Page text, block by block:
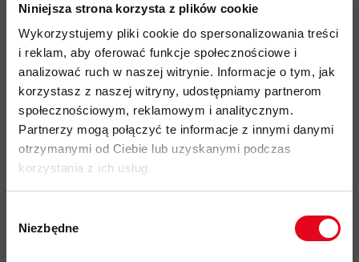
Niniejsza strona korzysta z plików cookie
Wykorzystujemy pliki cookie do spersonalizowania treści
i reklam, aby oferować funkcje społecznościowe i
analizować ruch w naszej witrynie. Informacje o tym, jak
korzystasz z naszej witryny, udostępniamy partnerom
społecznościowym, reklamowym i analitycznym.
Partnerzy mogą połączyć te informacje z innymi danymi
otrzymanymi od Ciebie lub uzyskanymi podczas
korzystania z ich usług.
zgody
Niezbędne
wykonana w Europie
Więcej o produkcie
Specyfikacja
Do tego produktu rekomendujemy